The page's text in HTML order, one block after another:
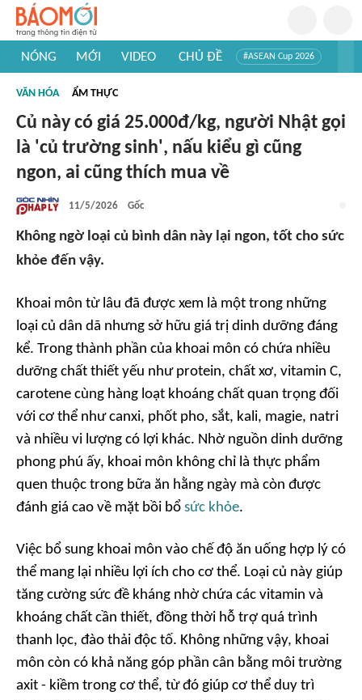
NÓNG MỚI VIDEO CHỦ ĐỀ #ASEAN Cup 2026
#Khám phá thế giới
VĂN HÓA ẨM THỰC
Củ này có giá 25.000đ/kg, người Nhật gọi
là 'củ trường sinh', nấu kiểu gì cũng
ngon, ai cũng thích mua về
11/5/2026 Gốc
Không ngờ loại củ bình dân này lại ngon, tốt cho sức
khỏe đến vậy.
Khoai môn từ lâu đã được xem là một trong những
loại củ dân dã nhưng sở hữu giá trị dinh dưỡng đáng
kể. Trong thành phần của khoai môn có chứa nhiều
dưỡng chất thiết yếu như protein, chất xơ, vitamin C,
carotene cùng hàng loạt khoáng chất quan trọng đối
với cơ thể như canxi, phốt pho, sắt, kali, magie, natri
và nhiều vi lượng có lợi khác. Nhờ nguồn dinh dưỡng
phong phú ấy, khoai môn không chỉ là thực phẩm
quen thuộc trong bữa ăn hằng ngày mà còn được
đánh giá cao về mặt bồi bổ sức khỏe.
Việc bổ sung khoai môn vào chế độ ăn uống hợp lý có
thể mang lại nhiều lợi ích cho cơ thể. Loại củ này giúp
tăng cường sức đề kháng nhờ chứa các vitamin và
khoáng chất cần thiết, đồng thời hỗ trợ quá trình
thanh lọc, đào thải độc tố. Không những vậy, khoai
môn còn có khả năng góp phần cân bằng môi trường
axit - kiềm trong cơ thể, từ đó giúp cơ thể duy trì